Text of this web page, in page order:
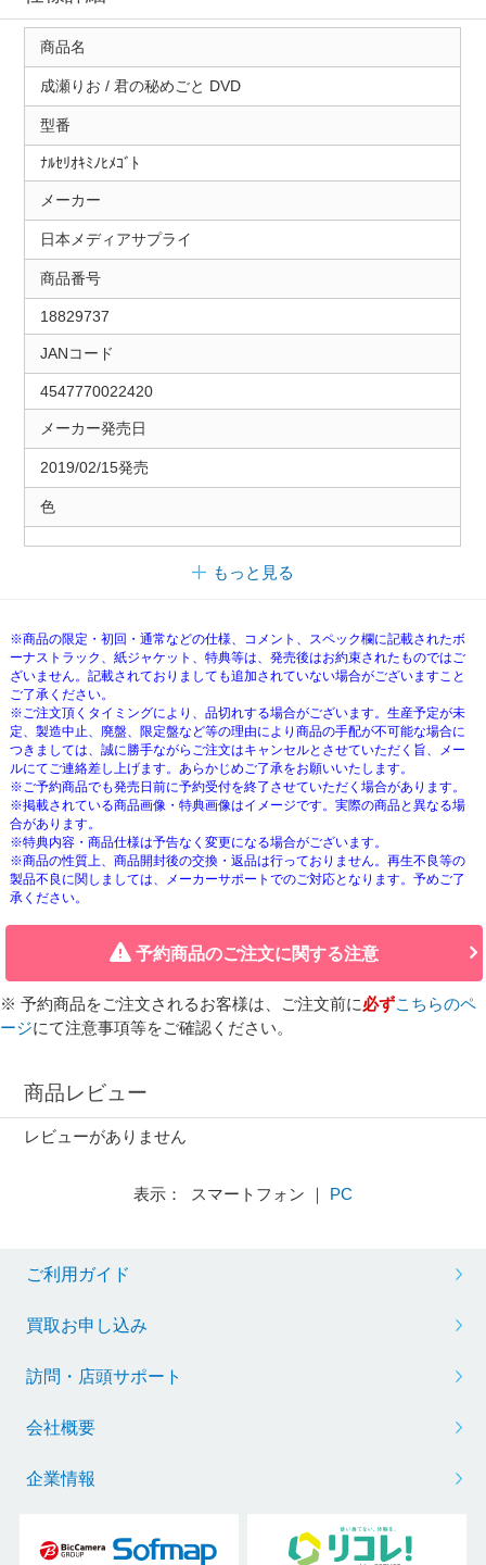
商品名
成瀬りお / 君の秘めごと DVD
型番
ﾅﾙｾﾘｵｷﾐﾉﾋﾒｺﾞﾄ
メーカー
日本メディアサプライ
商品番号
18829737
JANコード
4547770022420
メーカー発売日
2019/02/15発売
色
もっと見る
※商品の限定・初回・通常などの仕様、コメント、スペック欄に記載されたボ
ーナストラック、紙ジャケット、特典等は、発売後はお約束されたものではご
ざいません。記載されておりましても追加されていない場合がございますこと
ご了承ください。
※ご注文頂くタイミングにより、品切れする場合がございます。生産予定が未
定、製造中止、廃盤、限定盤など等の理由により商品の手配が不可能な場合に
つきましては、誠に勝手ながらご注文はキャンセルとさせていただく旨、メー
ルにてご連絡差し上げます。あらかじめご了承をお願いいたします。
※ご予約商品でも発売日前に予約受付を終了させていただく場合があります。
※掲載されている商品画像・特典画像はイメージです。実際の商品と異なる場
合があります。
※特典内容・商品仕様は予告なく変更になる場合がございます。
※商品の性質上、商品開封後の交換・返品は行っておりません。再生不良等の
製品不良に関しましては、メーカーサポートでのご対応となります。予めご了
承ください。
予約商品のご注文に関する注意
※ 予約商品をご注文されるお客様は、ご注文前に必ずこちらのペ
ージにて注意事項等をご確認ください。
商品レビュー
レビューがありません
表示： スマートフォン ｜ PC
ご利用ガイド
買取お申し込み
訪問・店頭サポート
会社概要
企業情報